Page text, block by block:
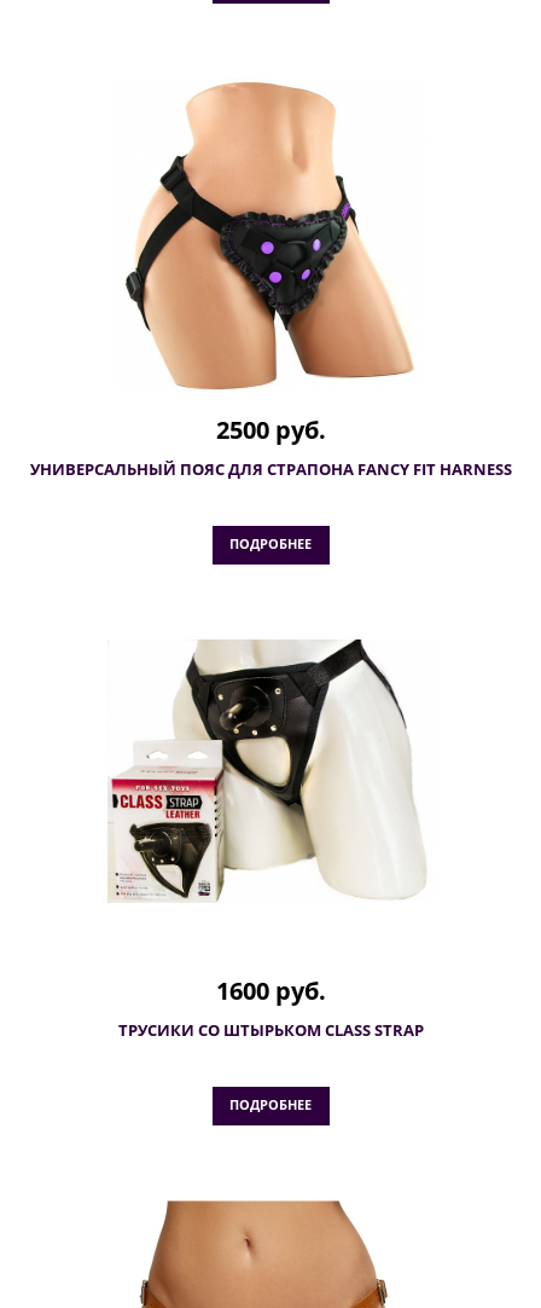
2500 руб.
УНИВЕРСАЛЬНЫЙ ПОЯС ДЛЯ СТРАПОНА FANCY FIT HARNESS
ПОДРОБНЕЕ
1600 руб.
ТРУСИКИ СО ШТЫРЬКОМ CLASS STRAP
ПОДРОБНЕЕ